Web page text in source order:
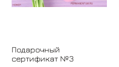
Подарочный
сертификат №3